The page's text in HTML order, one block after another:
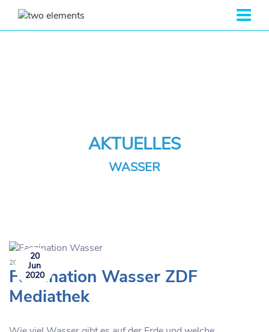
AKTUELLES
WASSER
20
Jun
2020
20.06.2020
Faszination Wasser ZDF
Mediathek